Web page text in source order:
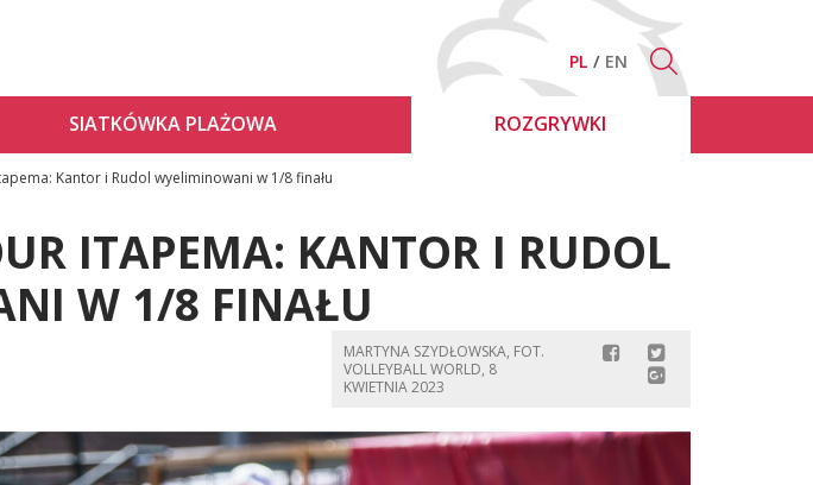
PL EN
SIATKÓWKA PLAŻOWA ROZGRYWKI
Kantor i Rudol wyeliminowani w 1/8 finału
ITAPEMA: KANTOR I RUDOL
W 1/8 FINAŁU
MARTYNA SZYDŁOWSKA, FOT.
VOLLEYBALL WORLD, 8
KWIETNIA 2023